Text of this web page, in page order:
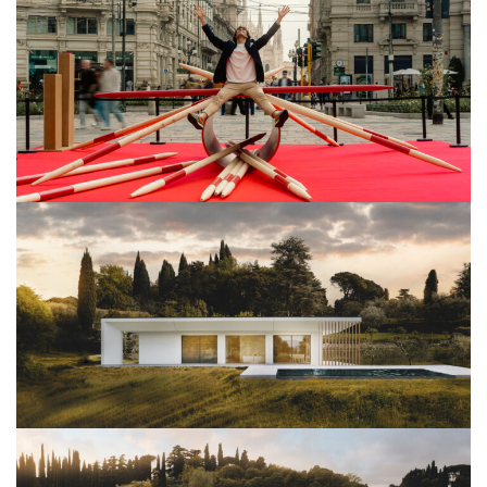
View Project
Architettura
View Project
Architettura